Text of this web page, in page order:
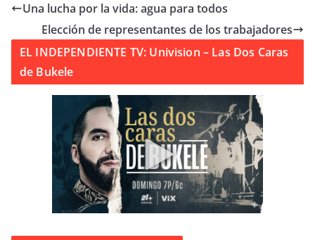
Una lucha por la vida: agua para todos
Elección de representantes de los trabajadores
EL INDEPENDIENTE TV: Univision – Las Dos Caras
de Bukele